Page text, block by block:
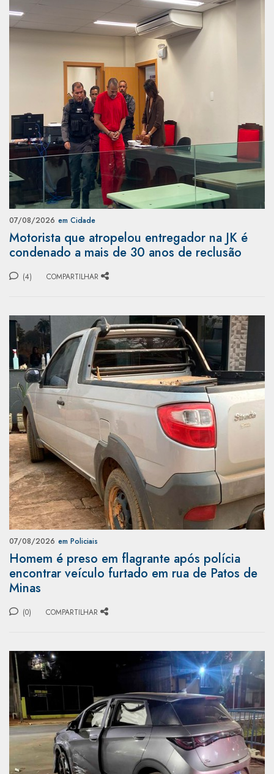
07/08/2026 em Cidade
Motorista que atropelou entregador na JK é
condenado a mais de 30 anos de reclusão
(4) COMPARTILHAR
07/08/2026 em Policiais
Homem é preso em flagrante após polícia
encontrar veículo furtado em rua de Patos de
Minas
(0) COMPARTILHAR